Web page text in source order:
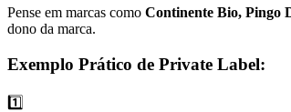
Pense em marcas como Continente Bio, Pingo
dono da marca.
Exemplo Prático de Private Label:
1️⃣